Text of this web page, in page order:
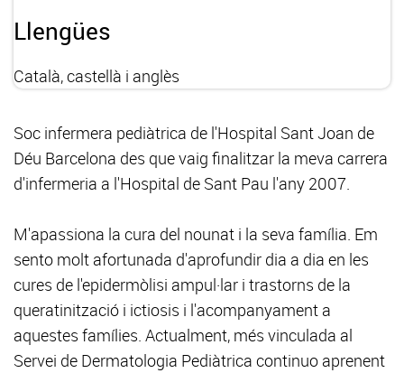
Llengües
Català, castellà i anglès
Soc infermera pediàtrica de l'Hospital Sant Joan de
Déu Barcelona des que vaig finalitzar la meva carrera
d'infermeria a l'Hospital de Sant Pau l'any 2007.
M'apassiona la cura del nounat i la seva família. Em
sento molt afortunada d'aprofundir dia a dia en les
cures de l'epidermòlisi ampul·lar i trastorns de la
queratinització i ictiosis i l'acompanyament a
aquestes famílies. Actualment, més vinculada al
Servei de Dermatologia Pediàtrica continuo aprenent